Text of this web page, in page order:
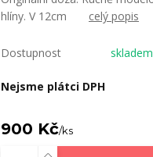
hlíny. V 12cm celý popis
Dostupnost
Nejsme plátci DPH
900 Kč/ks